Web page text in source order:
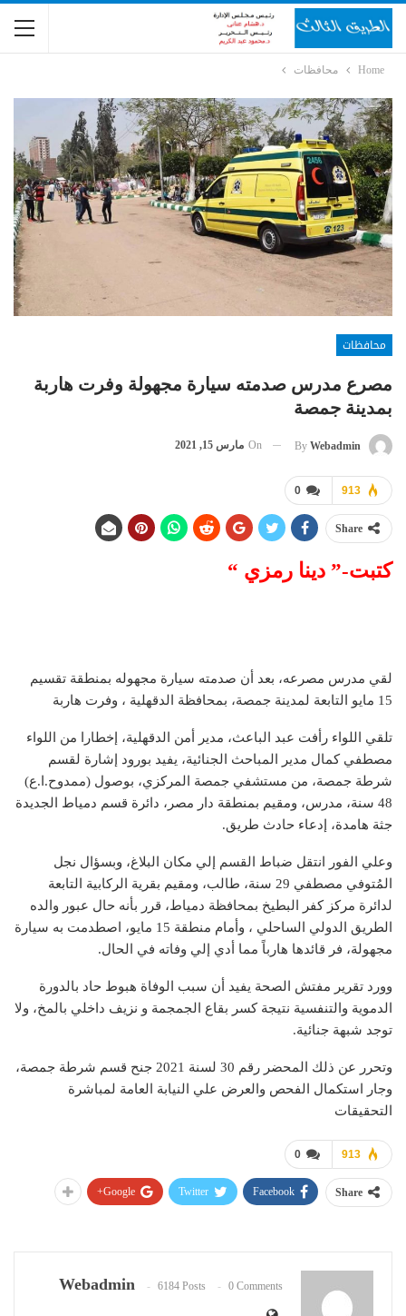
Home محافظات
محافظات
مصرع مدرس صدمته سيارة مجهولة وفرت هاربة
بمدينة جمصة
By Webadmin
On مارس 15, 2021
0 913
Share
كتبت-” دينا رمزي “
لقي مدرس مصرعه، بعد أن صدمته سيارة مجهوله بمنطقة تقسيم
15 مايو التابعة لمدينة جمصة، بمحافظة الدقهلية ، وفرت هاربة
تلقي اللواء رأفت عبد الباعث، مدير أمن الدقهلية، إخطارا من اللواء
مصطفي كمال مدير المباحث الجنائية، يفيد بورود إشارة لقسم
شرطة جمصة، من مستشفي جمصة المركزي، بوصول (ممدوح.ا.ع)
48 سنة، مدرس، ومقيم بمنطقة دار مصر، دائرة قسم دمياط الجديدة
جثة هامدة، إدعاء حادث طریق.
وعلي الفور انتقل ضباط القسم إلي مكان البلاغ، وبسؤال نجل
المُتوفي مصطفي 29 سنة، طالب، ومقيم بقرية الركابية التابعة
لدائرة مركز كفر البطيخ بمحافظة دمياط، قرر بأنه حال عبور والده
الطريق الدولي الساحلي ، وأمام منطقة 15 مايو، اصطدمت به سيارة
مجهولة، فر قائدها هارباً مما أدي إلي وفاته في الحال.
وورد تقرير مفتش الصحة يفيد أن سبب الوفاة هبوط حاد بالدورة
الدموية والتنفسية نتيجة كسر بقاع الجمجمة و نزيف داخلي بالمخ، ولا
توجد شبهة جنائية.
وتحرر عن ذلك المحضر رقم 30 لسنة 2021 جنح قسم شرطة جمصة،
وجار استكمال الفحص والعرض علي النيابة العامة لمباشرة
التحقيقات
0 913
Share
Facebook
Twitter
Google+
Webadmin 6184 Posts 0 Comments